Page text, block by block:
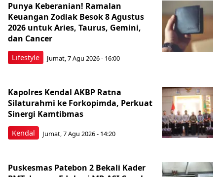
Lifestyle
Punya Keberanian! Ramalan
Keuangan Zodiak Besok 8 Agustus
2026 untuk Aries, Taurus, Gemini,
dan Cancer
Jumat, 7 Agu 2026 - 16:00
Kendal
Kapolres Kendal AKBP Ratna
Silaturahmi ke Forkopimda, Perkuat
Sinergi Kamtibmas
Jumat, 7 Agu 2026 - 14:20
Puskesmas Patebon 2 Bekali Kader